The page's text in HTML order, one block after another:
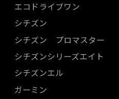
エコドライブワン
シチズン
シチズン プロマスター
シチズンシリーズエイト
シチズンエル
ガーミン